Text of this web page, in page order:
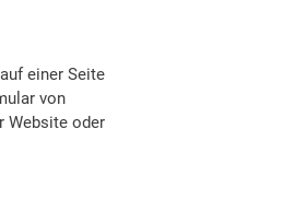
einer Seite
von
Website oder